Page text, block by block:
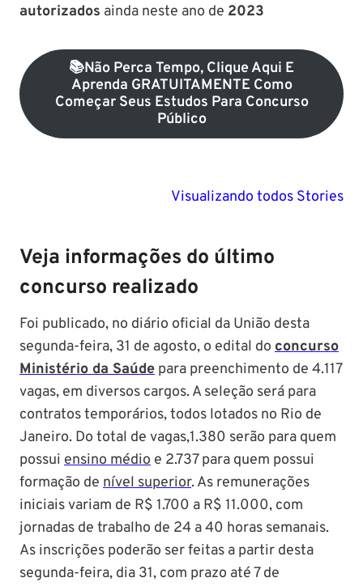
autorizados ainda neste ano de 2023
📚Não Perca Tempo, Clique Aqui E
Aprenda GRATUITAMENTE Como
Começar Seus Estudos Para Concurso
Público
Visualizando todos Stories
Polícia Federal:
MG:
Veja informações do último
concurso realizado
Foi publicado, no diário oficial da União desta
segunda-feira, 31 de agosto, o edital do concurso
Ministério da Saúde para preenchimento de 4.117
vagas, em diversos cargos. A seleção será para
contratos temporários, todos lotados no Rio de
Janeiro. Do total de vagas,1.380 serão para quem
possui ensino médio e 2.737 para quem possui
formação de nível superior. As remunerações
iniciais variam de R$ 1.700 a R$ 11.000, com
jornadas de trabalho de 24 a 40 horas semanais.
As inscrições poderão ser feitas a partir desta
segunda-feira, dia 31, com prazo até 7 de